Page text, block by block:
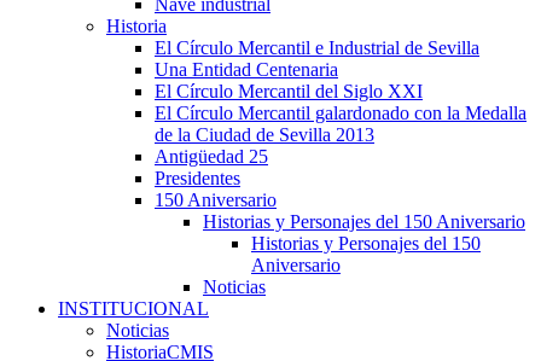
Nave industrial
Historia
El Círculo Mercantil e Industrial de Sevilla
Una Entidad Centenaria
El Círculo Mercantil del Siglo XXI
El Círculo Mercantil galardonado con la Medalla
de la Ciudad de Sevilla 2013
Antigüedad 25
Presidentes
150 Aniversario
Historias y Personajes del 150 Aniversario
Historias y Personajes del 150
Aniversario
Noticias
INSTITUCIONAL
Noticias
HistoriaCMIS